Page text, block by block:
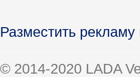
Разместить рекламу
© 2014-2020 LADA